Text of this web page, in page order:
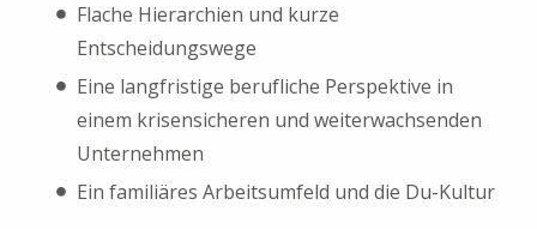
Flache Hierarchien und kurze
Entscheidungswege
Eine langfristige berufliche Perspektive in
einem krisensicheren und weiterwachsenden
Unternehmen
Ein familiäres Arbeitsumfeld und die Du-Kultur